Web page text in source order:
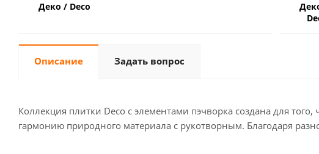
Деко / Deco
Описание Задать вопрос
Коллекция плитки Deco с элементами пэчворка создана для
гармонию природного материала с рукотворным. Благодаря